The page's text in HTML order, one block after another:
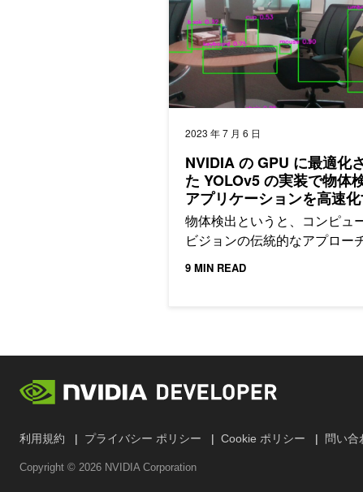
2023 年 7 月 6 日
NVIDIA の GPU に最適化
た YOLOv5 の実装で物体
アプリケーションを高速
物体検出というと、コンピュ
ビジョンの伝統的なアプローチ
9 MIN READ
利用規約 プライバシー ポリシー Cookie ポリシー 問い合
Copyright © 2026 NVIDIA Corporation